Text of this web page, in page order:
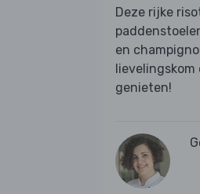
Deze rijke
en
genieten!